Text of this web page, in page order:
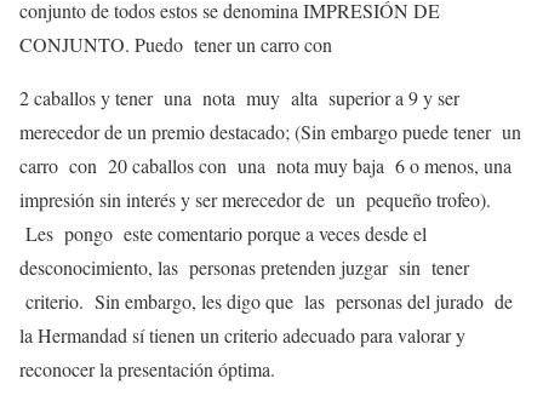
conjunto de todos estos se denomina IMPRESIÓN DE
CONJUNTO. Puedo tener un carro con
2 caballos y tener una nota muy alta superior a 9 y ser
merecedor de un premio destacado; (Sin embargo puede tener un
carro con 20 caballos con una nota muy baja 6 o menos, una
impresión sin interés y ser merecedor de un pequeño trofeo).
Les pongo este comentario porque a veces desde el
desconocimiento, las personas pretenden juzgar sin tener
criterio. Sin embargo, les digo que las personas del jurado de
la Hermandad sí tienen un criterio adecuado para valorar y
reconocer la presentación óptima.